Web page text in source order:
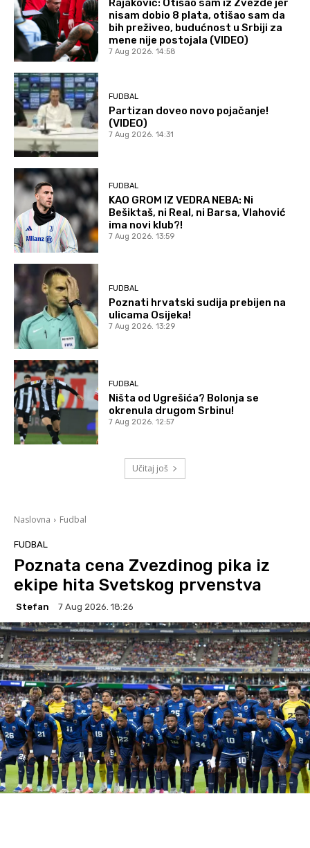
nisam dobio 8 plata, otišao sam da
bih preživeo, budućnost u Srbiji za
mene nije postojala (VIDEO)
7 Aug 2026. 14:58
FUDBAL
Partizan doveo novo pojačanje!
(VIDEO)
7 Aug 2026. 14:31
FUDBAL
KAO GROM IZ VEDRA NEBA: Ni
Bešiktaš, ni Real, ni Barsa, Vlahović
ima novi klub?!
7 Aug 2026. 13:59
FUDBAL
Poznati hrvatski sudija prebijen na
ulicama Osijeka!
7 Aug 2026. 13:29
FUDBAL
Ništa od Ugrešića? Bolonja se
okrenula drugom Srbinu!
7 Aug 2026. 12:57
Učitaj još